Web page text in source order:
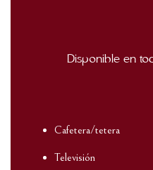
Disponible en
Cafetera/tetera
Televisión